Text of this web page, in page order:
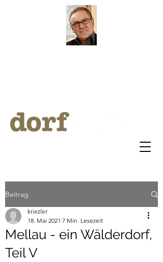
Beitrag
Mellau - ein Wälderdorf,
Teil V
kriezler
18. Mai 2021 7 Min. Lesezeit